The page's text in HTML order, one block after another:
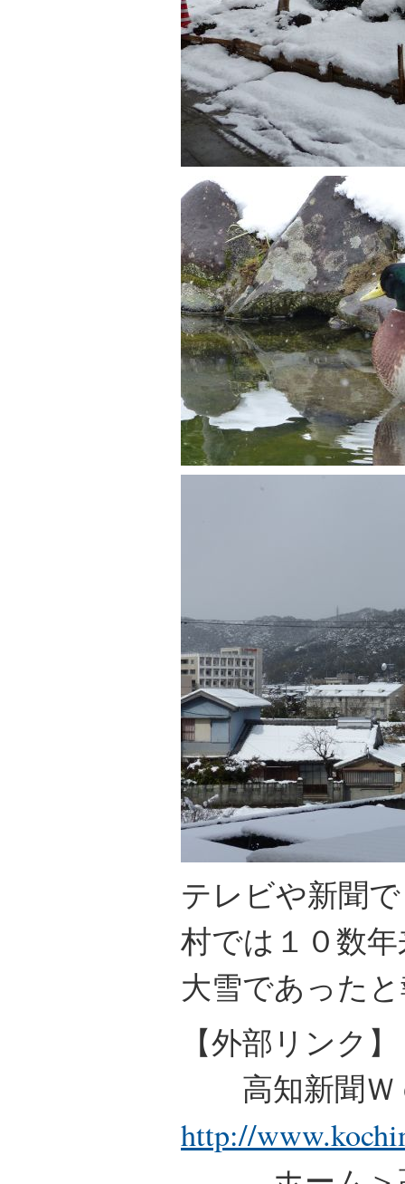
テレビや新聞
村では１０数
大雪であった
【外部リンク】
高知新聞Ｗ
http://